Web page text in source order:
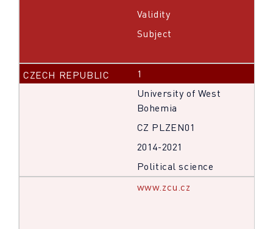
Validity
Subject
1
University of West
Bohemia
CZ PLZEN01
2014-2021
Political science
www.zcu.cz